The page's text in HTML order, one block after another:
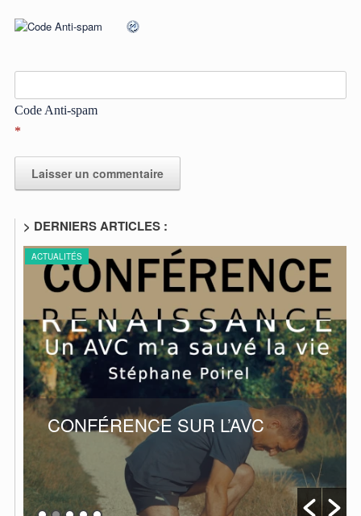
Code Anti-spam
*
> DERNIERS ARTICLES :
ACTUALITÉS
CONFÉRENCE SUR L’AVC